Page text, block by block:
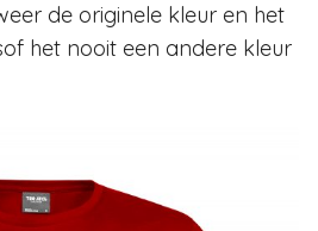
de originele kleur en het
het nooit een andere kleur